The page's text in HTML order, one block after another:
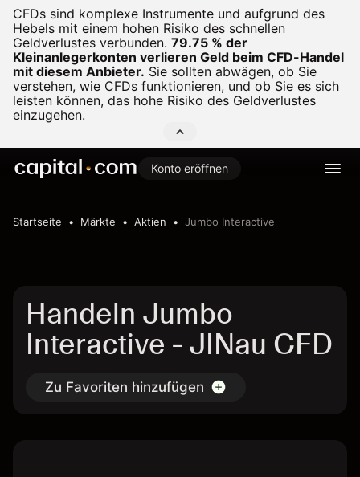
CFDs sind komplexe Instrumente und aufgrund des
Hebels mit einem hohen Risiko des schnellen
Geldverlustes verbunden. 79.75 % der
Kleinanlegerkonten verlieren Geld beim CFD-Handel
mit diesem Anbieter. Sie sollten abwägen, ob Sie
verstehen, wie CFDs funktionieren, und ob Sie es sich
leisten können, das hohe Risiko des Geldverlustes
einzugehen.
Konto eröffnen
Startseite Märkte Aktien Jumbo Interactive
Handeln Jumbo
Interactive - JINau CFD
Zu Favoriten hinzufügen